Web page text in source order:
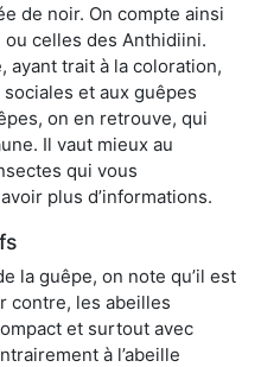
de noir. On compte ainsi
ou celles des Anthidiini.
ayant trait à la coloration,
sociales et aux guêpes
on en retrouve, qui
Il vaut mieux au
qui vous
plus d’informations.
la guêpe, on note qu’il est
contre, les abeilles
et surtout avec
à l’abeille